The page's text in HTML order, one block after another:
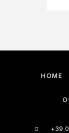
HOME
+39